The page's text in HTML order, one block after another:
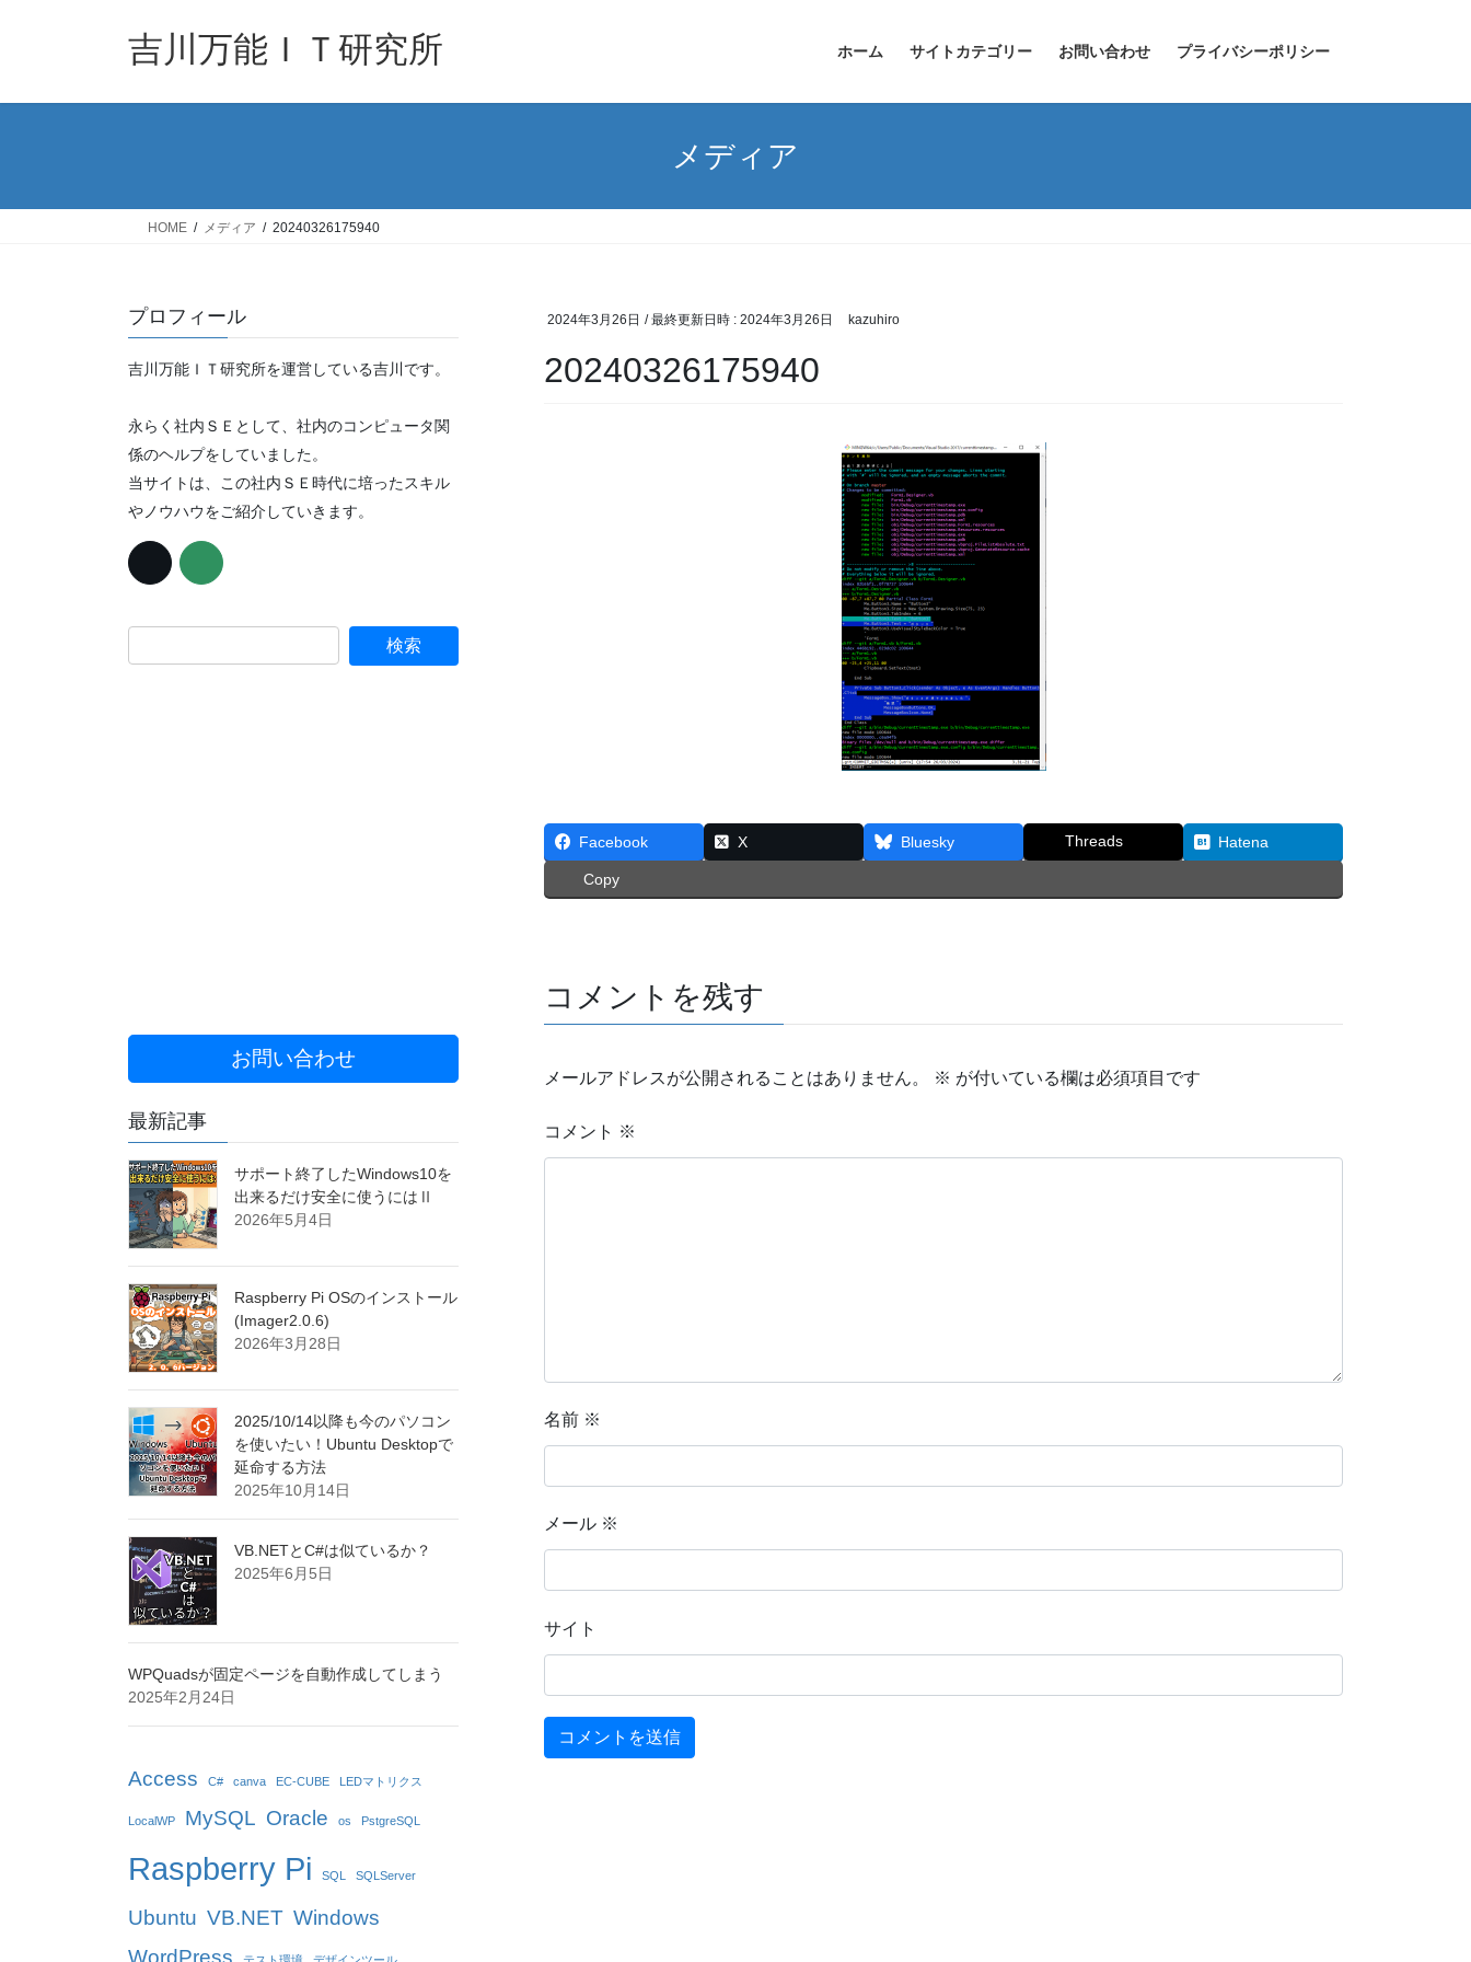
吉川万能ＩＴ研究所 ホーム サイトカテゴリー お問い合わせ プライバシーポリシー
メディア
HOME メディア 20240326175940
2024年3月26日 / 最終更新日時 : 2024年3月26日 kazuhiro
20240326175940
Facebook X Bluesky Threads Hatena
Copy
コメントを残す
メールアドレスが公開されることはありません。 ※ が付いている欄は必須項目です
コメント ※
名前 ※
メール ※
サイト
プロフィール
吉川万能ＩＴ研究所を運営している吉川です。
永らく社内ＳＥとして、社内のコンピュータ関
係のヘルプをしていました。
当サイトは、この社内ＳＥ時代に培ったスキル
やノウハウをご紹介していきます。
お問い合わせ
最新記事
サポート終了したWindows10を
出来るだけ安全に使うにはⅡ
2026年5月4日
Raspberry Pi OSのインストール
(Imager2.0.6)
2026年3月28日
2025/10/14以降も今のパソコン
を使いたい！Ubuntu Desktopで
延命する方法
2025年10月14日
VB.NETとC#は似ているか？
2025年6月5日
WPQuadsが固定ページを自動作成してしまう
2025年2月24日
Access C# canva EC-CUBE LEDマトリクス
LocalWP MySQL Oracle os PstgreSQL
Raspberry Pi SQL SQLServer
Ubuntu VB.NET Windows
WordPress
テスト環境 デザインツール